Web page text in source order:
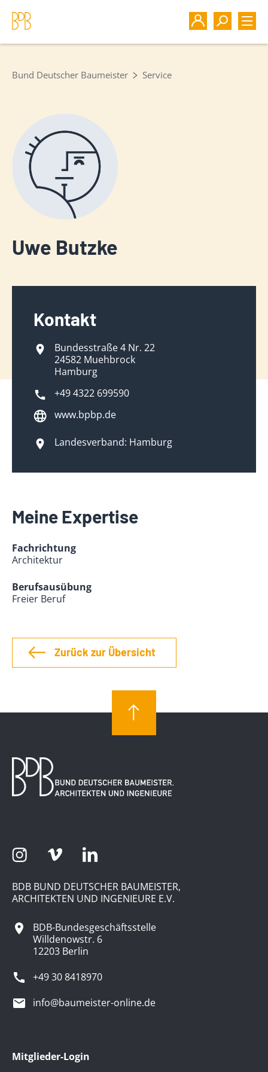
Bund Deutscher Baumeister Service
Uwe Butzke
Kontakt
Bundesstraße 4 Nr. 22
24582 Muehbrock
Hamburg
+49 4322 699590
www.bpbp.de
Landesverband: Hamburg
Meine Expertise
Fachrichtung
Architektur
Berufsausübung
Freier Beruf
Zurück zur Übersicht
BDB BUND DEUTSCHER BAUMEISTER,
ARCHITEKTEN UND INGENIEURE E.V.
BDB-Bundesgeschäftsstelle
Willdenowstr. 6
12203 Berlin
+49 30 8418970
info@baumeister-online.de
Mitglieder-Login